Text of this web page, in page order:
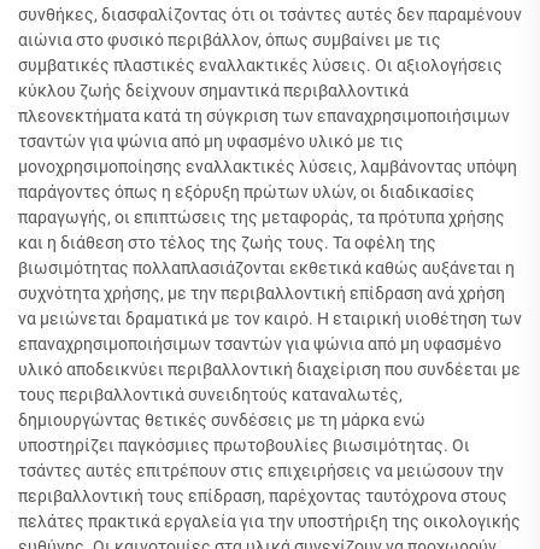
συνθήκες, διασφαλίζοντας ότι οι τσάντες αυτές δεν παραμένουν
αιώνια στο φυσικό περιβάλλον, όπως συμβαίνει με τις
συμβατικές πλαστικές εναλλακτικές λύσεις. Οι αξιολογήσεις
κύκλου ζωής δείχνουν σημαντικά περιβαλλοντικά
πλεονεκτήματα κατά τη σύγκριση των επαναχρησιμοποιήσιμων
τσαντών για ψώνια από μη υφασμένο υλικό με τις
μονοχρησιμοποίησης εναλλακτικές λύσεις, λαμβάνοντας υπόψη
παράγοντες όπως η εξόρυξη πρώτων υλών, οι διαδικασίες
παραγωγής, οι επιπτώσεις της μεταφοράς, τα πρότυπα χρήσης
και η διάθεση στο τέλος της ζωής τους. Τα οφέλη της
βιωσιμότητας πολλαπλασιάζονται εκθετικά καθώς αυξάνεται η
συχνότητα χρήσης, με την περιβαλλοντική επίδραση ανά χρήση
να μειώνεται δραματικά με τον καιρό. Η εταιρική υιοθέτηση των
επαναχρησιμοποιήσιμων τσαντών για ψώνια από μη υφασμένο
υλικό αποδεικνύει περιβαλλοντική διαχείριση που συνδέεται με
τους περιβαλλοντικά συνειδητούς καταναλωτές,
δημιουργώντας θετικές συνδέσεις με τη μάρκα ενώ
υποστηρίζει παγκόσμιες πρωτοβουλίες βιωσιμότητας. Οι
τσάντες αυτές επιτρέπουν στις επιχειρήσεις να μειώσουν την
περιβαλλοντική τους επίδραση, παρέχοντας ταυτόχρονα στους
πελάτες πρακτικά εργαλεία για την υποστήριξη της οικολογικής